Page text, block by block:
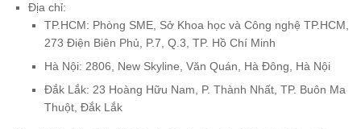
Địa chỉ:
TP.HCM: Phòng SME, Sở Khoa học và Công nghệ TP.HCM,
273 Điện Biên Phủ, P.7, Q.3, TP. Hồ Chí Minh
Hà Nội: 2806, New Skyline, Văn Quán, Hà Đông, Hà Nội
Đắk Lắk: 23 Hoàng Hữu Nam, P. Thành Nhất, TP. Buôn Ma
Thuột, Đắk Lắk